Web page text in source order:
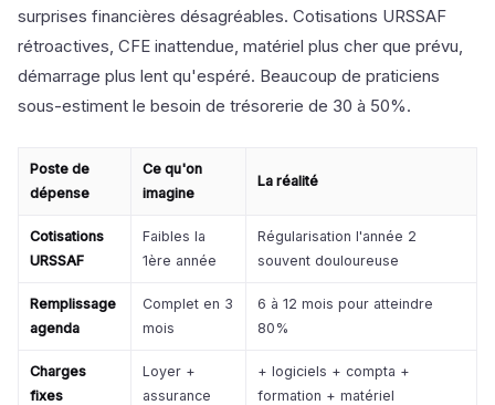
surprises financières désagréables. Cotisations URSSAF
rétroactives, CFE inattendue, matériel plus cher que prévu,
démarrage plus lent qu'espéré. Beaucoup de praticiens
sous-estiment le besoin de trésorerie de 30 à 50%.
Poste de
dépense
Ce qu'on
imagine
La réalité
Cotisations
URSSAF
Faibles la
1ère année
Régularisation l'année 2
souvent douloureuse
Remplissage
agenda
Complet en 3
mois
6 à 12 mois pour atteindre
80%
Charges
fixes
Loyer +
assurance
+ logiciels + compta +
formation + matériel